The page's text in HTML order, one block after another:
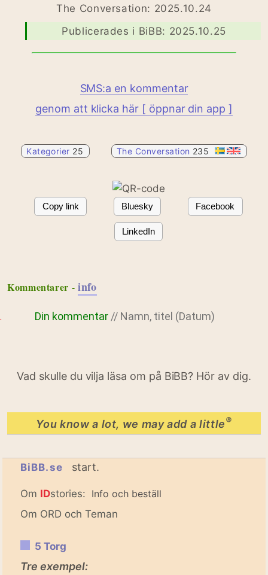
The Conversation: 2025.10.24
Publicerades i BiBB: 2025.10.25
SMS:a en kommentar
genom att klicka här [ öppnar din app ]
Kategorier 25 The Conversation 235
Copy link Bluesky Facebook
LinkedIn
Kommentarer - info
Din kommentar // Namn, titel (Datum)
Vad skulle du vilja läsa om på BiBB? Hör av dig.
You know a lot, we may add a little®
BiBB.se start.
Om IDstories: Info och beställ
Om ORD och Teman
5 Torg
Tre exempel: